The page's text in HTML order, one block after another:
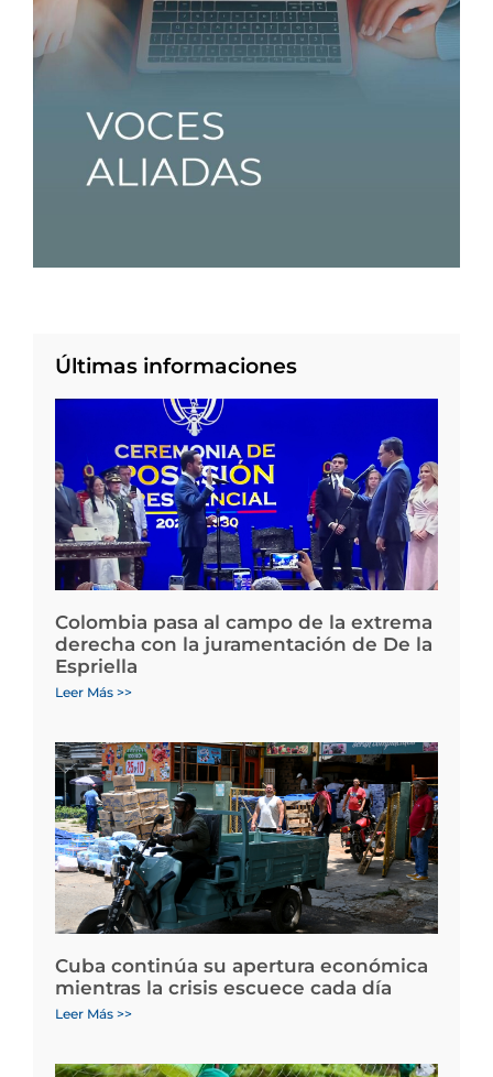
Últimas informaciones
Colombia pasa al campo de la extrema
derecha con la juramentación de De la
Espriella
Leer Más >>
Cuba continúa su apertura económica
mientras la crisis escuece cada día
Leer Más >>